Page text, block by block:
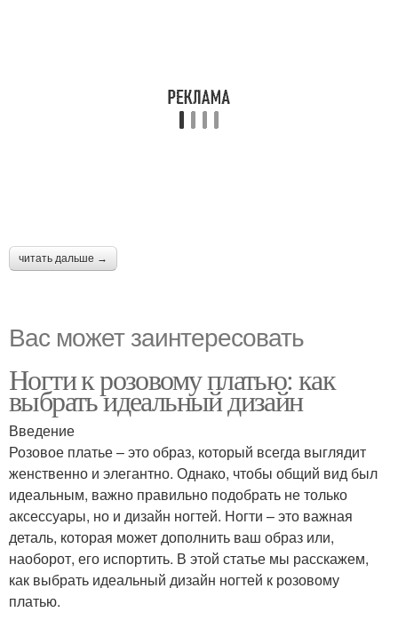
читать дальше →
Вас может заинтересовать
Ногти к розовому платью: как
выбрать идеальный дизайн
Введение
Розовое платье – это образ, который всегда выглядит
женственно и элегантно. Однако, чтобы общий вид был
идеальным, важно правильно подобрать не только
аксессуары, но и дизайн ногтей. Ногти – это важная
деталь, которая может дополнить ваш образ или,
наоборот, его испортить. В этой статье мы расскажем,
как выбрать идеальный дизайн ногтей к розовому
платью.